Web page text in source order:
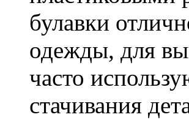
булавки
одежды, для
часто
стачивания